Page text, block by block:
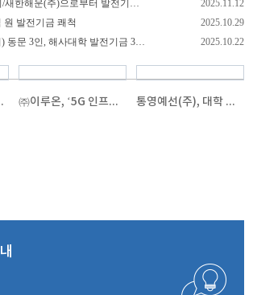
(재)새한마린커뮤니티/새한해운(주)으로부터 발전기금 3억원 전달받아
2025.11.12
원 발전기금 쾌척
2025.10.29
해사대학 90학번(46기) 동문 3인, 해사대학 발전기금 3천만 원 전달
2025.10.22
1000만 원 기탁 ㈜이루온, ‘5G 인프라 및 LED 전광판’ 기증…스마트 캠퍼스 고도화 이끈다 통영예선(주), 대학 발전기금 1,000만 원 전달